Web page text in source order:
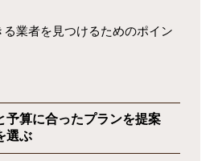
る業者を見つけるためのポイン
予算に合ったプランを提案
選ぶ